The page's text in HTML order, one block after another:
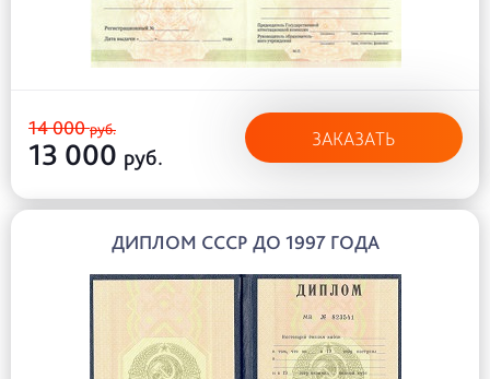
14 000руб.
13 000 руб.
ЗАКАЗАТЬ
ДИПЛОМ СССР ДО 1997 ГОДА